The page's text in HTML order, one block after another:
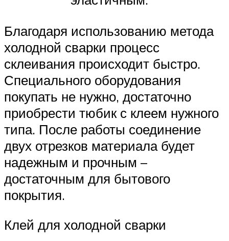
Благодаря использованию метода
холодной сварки процесс
склеивания происходит быстро.
Специального оборудования
покупать не нужно, достаточно
приобрести тюбик с клеем нужного
типа. После работы соединение
двух отрезков материала будет
надежным и прочным –
достаточным для бытового
покрытия.
Клей для холодной сварки